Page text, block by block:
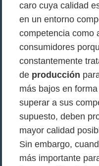
caro cuya calidad
en un entorno
competencia como
consumidores
constantemente
de producción
más bajos en
superar a sus
supuesto, deben
mayor calidad
Sin embargo,
más importante